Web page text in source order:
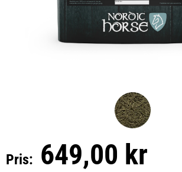
Pris: 649,00 kr